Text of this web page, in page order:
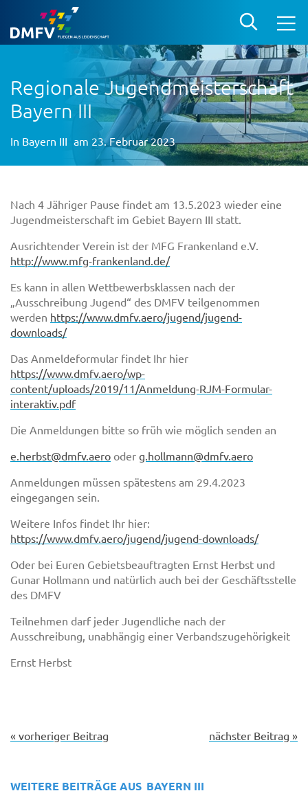
Regionale Jugendmeisterschaft
Bayern III
In Bayern III am 23. Februar 2023
Nach 4 Jähriger Pause findet am 13.5.2023 wieder eine
Jugendmeisterschaft im Gebiet Bayern III statt.
Ausrichtender Verein ist der MFG Frankenland e.V.
http://www.mfg-frankenland.de/
Es kann in allen Wettbewerbsklassen nach der
„Ausschreibung Jugend“ des DMFV teilgenommen
werden https://www.dmfv.aero/jugend/jugend-
downloads/
Das Anmeldeformular findet Ihr hier
https://www.dmfv.aero/wp-
content/uploads/2019/11/Anmeldung-RJM-Formular-
interaktiv.pdf
Die Anmeldungen bitte so früh wie möglich senden an
e.herbst@dmfv.aero oder g.hollmann@dmfv.aero
Anmeldungen müssen spätestens am 29.4.2023
eingegangen sein.
Weitere Infos findet Ihr hier:
https://www.dmfv.aero/jugend/jugend-downloads/
Oder bei Euren Gebietsbeauftragten Ernst Herbst und
Gunar Hollmann und natürlich auch bei der Geschäftsstelle
des DMFV
Teilnehmen darf jeder Jugendliche nach der
Ausschreibung, unabhängig einer Verbandszugehörigkeit
Ernst Herbst
« vorheriger Beitrag nächster Beitrag »
WEITERE BEITRÄGE AUS BAYERN III